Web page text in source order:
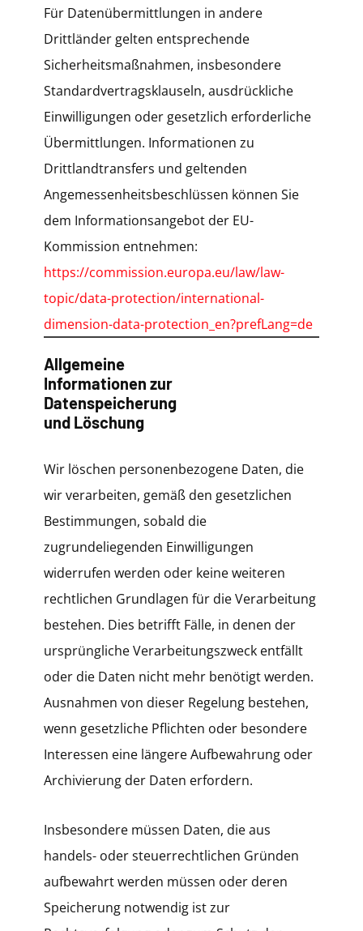
Für Datenübermittlungen in andere
Drittländer gelten entsprechende
Sicherheitsmaßnahmen, insbesondere
Standardvertragsklauseln, ausdrückliche
Einwilligungen oder gesetzlich erforderliche
Übermittlungen. Informationen zu
Drittlandtransfers und geltenden
Angemessenheitsbeschlüssen können Sie
dem Informationsangebot der EU-
Kommission entnehmen:
https://commission.europa.eu/law/law-
topic/data-protection/international-
dimension-data-protection_en?prefLang=de
Allgemeine
Informationen zur
Datenspeicherung
und Löschung
Wir löschen personenbezogene Daten, die
wir verarbeiten, gemäß den gesetzlichen
Bestimmungen, sobald die
zugrundeliegenden Einwilligungen
widerrufen werden oder keine weiteren
rechtlichen Grundlagen für die Verarbeitung
bestehen. Dies betrifft Fälle, in denen der
ursprüngliche Verarbeitungszweck entfällt
oder die Daten nicht mehr benötigt werden.
Ausnahmen von dieser Regelung bestehen,
wenn gesetzliche Pflichten oder besondere
Interessen eine längere Aufbewahrung oder
Archivierung der Daten erfordern.
Insbesondere müssen Daten, die aus
handels- oder steuerrechtlichen Gründen
aufbewahrt werden müssen oder deren
Speicherung notwendig ist zur